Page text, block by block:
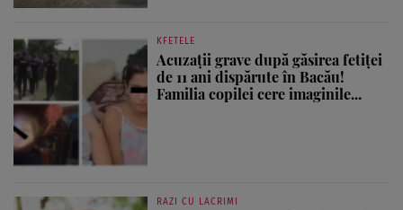
KFETELE
Acuzații grave după găsirea fetiței
de 11 ani dispărute în Bacău!
Familia copilei cere imaginile...
RAZI CU LACRIMI